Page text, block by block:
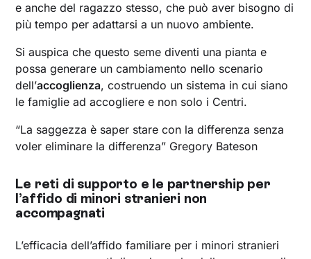
e anche del ragazzo stesso, che può aver bisogno di
più tempo per adattarsi a un nuovo ambiente.
Si auspica che questo seme diventi una pianta e
possa generare un cambiamento nello scenario
dell’accoglienza, costruendo un sistema in cui siano
le famiglie ad accogliere e non solo i Centri.
“La saggezza è saper stare con la differenza senza
voler eliminare la differenza” Gregory Bateson
Le reti di supporto e le partnership per
l’affido di minori stranieri non
accompagnati
L’efficacia dell’affido familiare per i minori stranieri